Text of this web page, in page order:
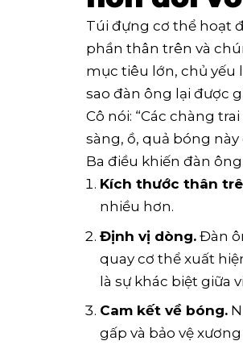
Túi đựng cơ thể hoạt
phần thân trên và
mục tiêu lớn, chủ yếu
sao đàn ông lại được
Cô nói: “Các chàng
sàng, ồ, quả bóng
Ba điều khiến đàn
Kích thước thân
nhiều hơn.
Định vị dòng. Đàn
quay cơ thể xuất
là sự khác biệt giữa
Cam kết về bóng.
gấp và bảo vệ